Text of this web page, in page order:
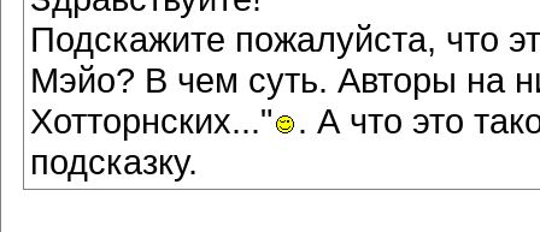
Подскажите пожалуйста, что
Мэйо? В чем суть. Авторы на
Хотторнских..."
. А что это
подсказку.